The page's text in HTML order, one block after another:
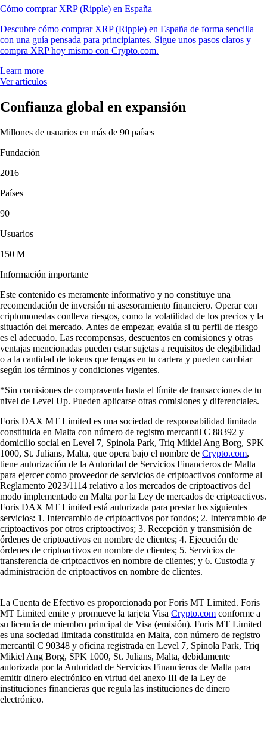
Cómo comprar XRP (Ripple) en España
Descubre cómo comprar XRP (Ripple) en España de forma sencilla
con una guía pensada para principiantes. Sigue unos pasos claros y
compra XRP hoy mismo con Crypto.com.
Learn more
Ver artículos
Confianza global en expansión
Millones de usuarios en más de 90 países
Fundación
2016
Países
90
Usuarios
150 M
Información importante
Este contenido es meramente informativo y no constituye una
recomendación de inversión ni asesoramiento financiero. Operar con
criptomonedas conlleva riesgos, como la volatilidad de los precios y la
situación del mercado. Antes de empezar, evalúa si tu perfil de riesgo
es el adecuado. Las recompensas, descuentos en comisiones y otras
ventajas mencionadas pueden estar sujetas a requisitos de elegibilidad
o a la cantidad de tokens que tengas en tu cartera y pueden cambiar
según los términos y condiciones vigentes.
*Sin comisiones de compraventa hasta el límite de transacciones de tu
nivel de Level Up. Pueden aplicarse otras comisiones y diferenciales.
Foris DAX MT Limited es una sociedad de responsabilidad limitada
constituida en Malta con número de registro mercantil C 88392 y
domicilio social en Level 7, Spinola Park, Triq Mikiel Ang Borg, SPK
1000, St. Julians, Malta, que opera bajo el nombre de Crypto.com,
tiene autorización de la Autoridad de Servicios Financieros de Malta
para ejercer como proveedor de servicios de criptoactivos conforme al
Reglamento 2023/1114 relativo a los mercados de criptoactivos del
modo implementado en Malta por la Ley de mercados de criptoactivos.
Foris DAX MT Limited está autorizada para prestar los siguientes
servicios: 1. Intercambio de criptoactivos por fondos; 2. Intercambio de
criptoactivos por otros criptoactivos; 3. Recepción y transmisión de
órdenes de criptoactivos en nombre de clientes; 4. Ejecución de
órdenes de criptoactivos en nombre de clientes; 5. Servicios de
transferencia de criptoactivos en nombre de clientes; y 6. Custodia y
administración de criptoactivos en nombre de clientes.
La Cuenta de Efectivo es proporcionada por Foris MT Limited. Foris
MT Limited emite y promueve la tarjeta Visa Crypto.com conforme a
su licencia de miembro principal de Visa (emisión). Foris MT Limited
es una sociedad limitada constituida en Malta, con número de registro
mercantil C 90348 y oficina registrada en Level 7, Spinola Park, Triq
Mikiel Ang Borg, SPK 1000, St. Julians, Malta, debidamente
autorizada por la Autoridad de Servicios Financieros de Malta para
emitir dinero electrónico en virtud del anexo III de la Ley de
instituciones financieras que regula las instituciones de dinero
electrónico.